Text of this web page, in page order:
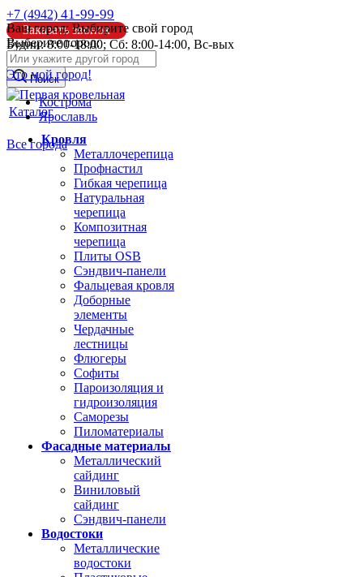
Ваш город: Выбирите свой город
Выберите город:
Это мой город!
Кострома
Ярославль
Все города
+7 (4942) 41-99-99
Заказать звонок
Будни: 8:00-18:00; Сб: 8:00-14:00, Вс-вых
info@pk44.ru
Поиск
Каталог
Кровля
Металлочерепица
Профнастил
Гибкая черепица
Натуральная
черепица
Композитная
черепица
Плиты OSB
Сэндвич-панели
Фальцевая кровля
Доборные
элементы
Чердачные
лестницы
Флюгеры
Софиты
Пароизоляция и
гидроизоляция
Саморезы
Пиломатериалы
Фасадные материалы
Металлический
сайдинг
Виниловый
сайдинг
Сэндвич-панели
Водостоки
Металлические
водостоки